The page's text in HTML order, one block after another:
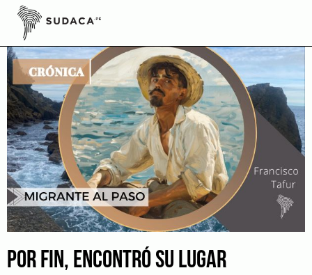
Skip
content
POR FIN, ENCONTRÓ SU LUGAR